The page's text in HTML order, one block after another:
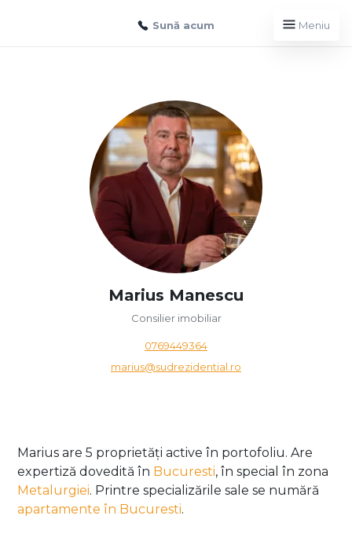
Sună acum Meniu
Marius Manescu
Consilier imobiliar
0769449364
marius@sudrezidential.ro
Marius are 5 proprietăți active în portofoliu. Are
expertiză dovedită în Bucuresti, în special în zona
Metalurgiei. Printre specializările sale se numără
apartamente în Bucuresti.